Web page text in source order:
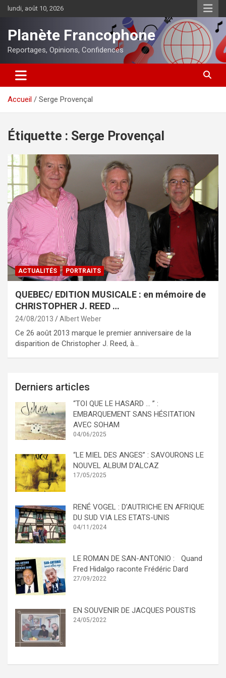
Allerlundi, août 10, 2026
Planète Francophone
Reportages, Opinions, Confidences
Accueil Serge Provençal
Étiquette : Serge Provençal
ACTUALITÉS PORTRAITS
QUEBEC/ EDITION MUSICALE : en mémoire de
CHRISTOPHER J. REED …
24/08/2013 Albert Weber
Ce 26 août 2013 marque le premier anniversaire de la
disparition de Christopher J. Reed, à…
Derniers articles
“TOI QUE LE HASARD … ” :
EMBARQUEMENT SANS HÉSITATION
AVEC SOHAM
04/06/2025
“LE MIEL DES ANGES” : SAVOURONS LE
NOUVEL ALBUM D’ALCAZ
17/05/2025
RENÉ VOGEL : D’AUTRICHE EN AFRIQUE
DU SUD VIA LES ETATS-UNIS
04/11/2024
LE ROMAN DE SAN-ANTONIO : Quand
Fred Hidalgo raconte Frédéric Dard
27/09/2022
EN SOUVENIR DE JACQUES POUSTIS
24/05/2022